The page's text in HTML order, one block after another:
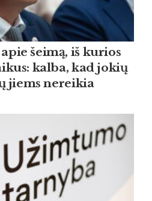
šeimą, iš kurios
kalba, kad jokių
jiems nereikia